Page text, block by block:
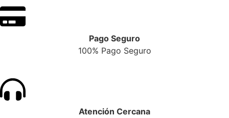
Pago Seguro
100% Pago Seguro
Atención Cercana